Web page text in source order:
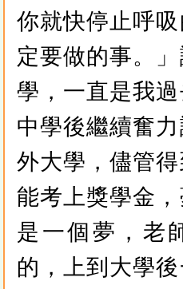
你就快停止呼
定要做的事。
學，一直是我
中學後繼續奮
外大學，儘管
能考上獎學金
是一個夢，老
的，上到大學